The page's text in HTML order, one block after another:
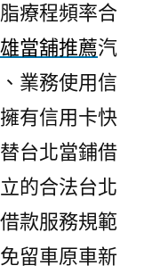
療程頻率合
當舖推薦汽
業務使用信
擁有信用卡快
台北當鋪借
的合法台北
款服務規範
留車原車新